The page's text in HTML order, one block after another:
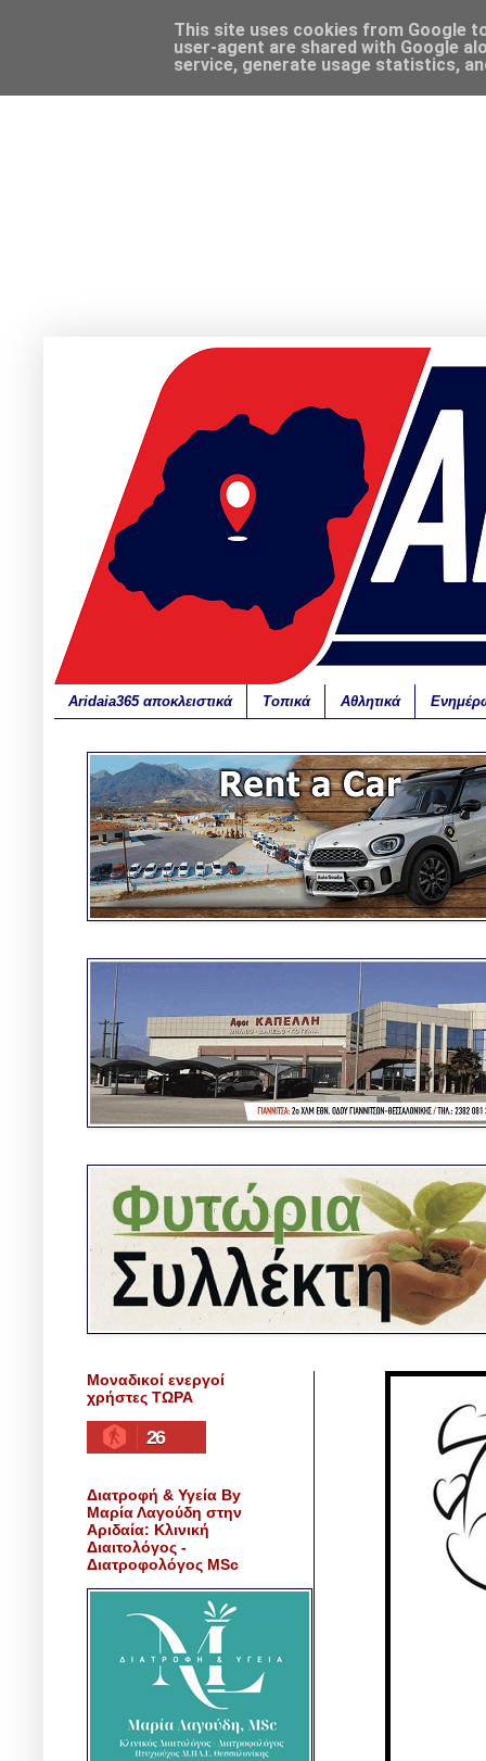
Aridaia365 αποκλειστικά Τοπικά Αθλητικά
Μοναδικοί ενεργοί
χρήστες ΤΩΡΑ
26
Διατροφή & Υγεία By
Μαρία Λαγούδη στην
Αριδαία: Κλινική
Διαιτολόγος -
Διατροφολόγος MSc
This site uses cookies from Google
user-agent are shared with Google
service, generate usage statistics,